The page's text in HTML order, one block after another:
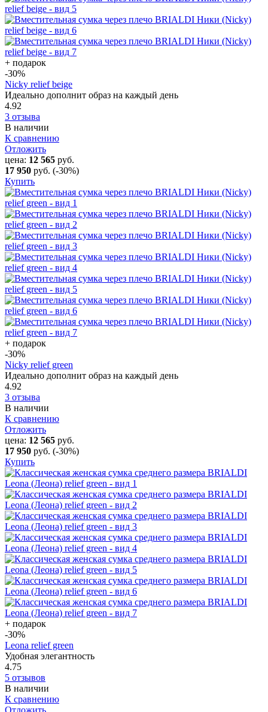
+ подарок
-30%
Nicky relief beige
Идеально дополнит образ на каждый день
4.92
3 отзыва
В наличии
К сравнению
Отложить
цена: 12 565 руб.
17 950 руб. (-30%)
Купить
+ подарок
-30%
Nicky relief green
Идеально дополнит образ на каждый день
4.92
3 отзыва
В наличии
К сравнению
Отложить
цена: 12 565 руб.
17 950 руб. (-30%)
Купить
+ подарок
-30%
Leona relief green
Удобная элегантность
4.75
5 отзывов
В наличии
К сравнению
Отложить